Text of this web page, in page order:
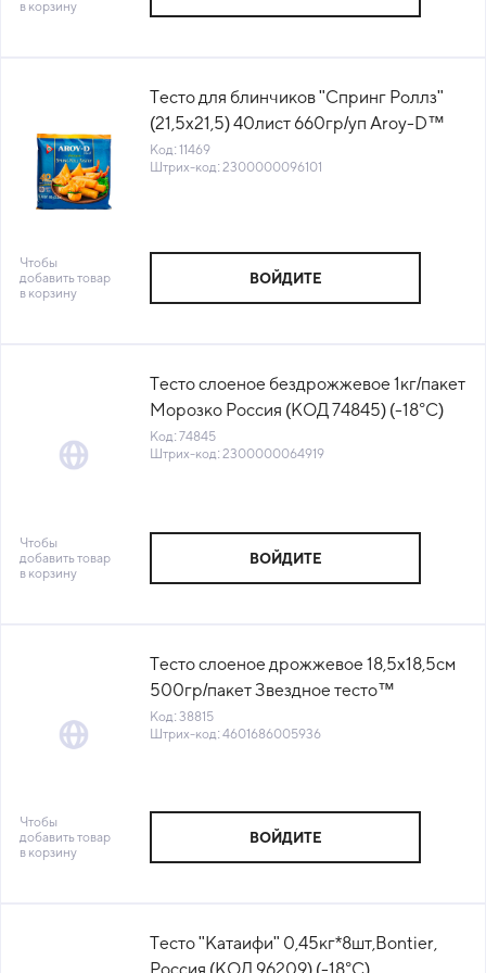
в корзину
Тесто для блинчиков "Спринг Роллз"
(21,5х21,5) 40лист 660гр/уп Aroy-D™
Таиланд (5185) (КОД 11469) (-18°С)
Код: 11469
Штрих-код: 2300000096101
Чтобы
добавить товар
в корзину
ВОЙДИТЕ
Тесто слоеное бездрожжевое 1кг/пакет
Морозко Россия (КОД 74845) (-18°С)
Код: 74845
Штрих-код: 2300000064919
Чтобы
добавить товар
в корзину
ВОЙДИТЕ
Тесто слоеное дрожжевое 18,5х18,5см
500гр/пакет Звездное тесто™
Хлебный дом (КОД 38815)(-18°С)
Код: 38815
Штрих-код: 4601686005936
Чтобы
добавить товар
в корзину
ВОЙДИТЕ
Тесто "Катаифи" 0,45кг*8шт,Bontier,